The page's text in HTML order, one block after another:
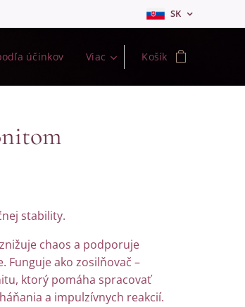
SK
účinkov Viac Košík
stability.
chaos a podporuje
Funguje ako zosilňovač –
ktorý pomáha spracovať
a impulzívnych reakcií.